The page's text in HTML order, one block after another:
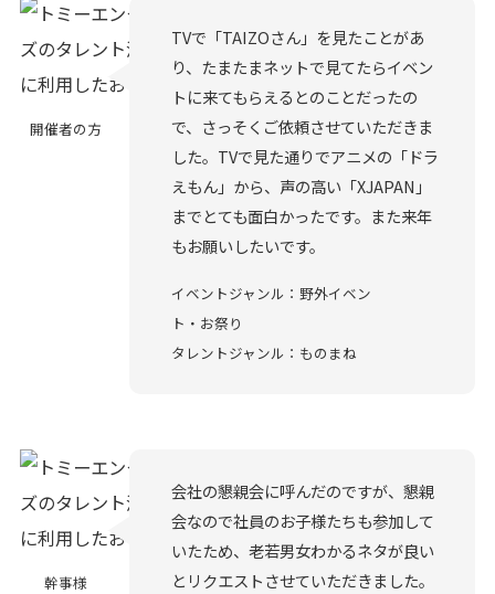
開催者の方
TVで「TAIZOさん」を見たことがあ
り、たまたまネットで見てたらイベン
トに来てもらえるとのことだったの
で、さっそくご依頼させていただきま
した。TVで見た通りでアニメの「ドラ
えもん」から、声の高い「XJAPAN」
までとても面白かったです。また来年
もお願いしたいです。
イベントジャンル：野外イベン
ト・お祭り
タレントジャンル：ものまね
幹事様
会社の懇親会に呼んだのですが、懇親
会なので社員のお子様たちも参加して
いたため、老若男女わかるネタが良い
とリクエストさせていただきました。